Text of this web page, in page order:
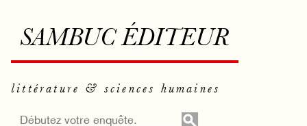
SAMBUC ÉDITEUR
littérature & sciences humaines